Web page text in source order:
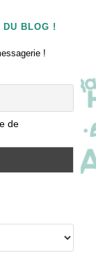
DU BLOG !
!
de